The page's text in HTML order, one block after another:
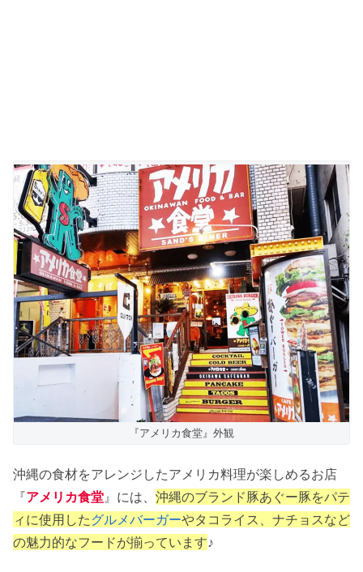
『アメリカ食堂』外観
沖縄の食材をアレンジしたアメリカ料理が楽しめるお店
『アメリカ食堂』には、 沖縄のブランド豚あぐー豚をパテ
ィに使用したグルメバーガーやタコライス、ナチョスなど
の魅力的なフードが揃っています♪